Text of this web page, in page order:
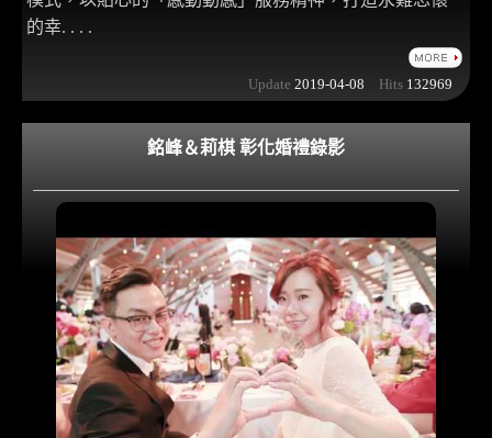
的幸. . . .
Update 2019-04-08 Hits 132969
銘峰＆莉棋 彰化婚禮錄影